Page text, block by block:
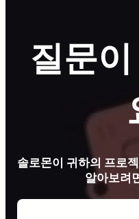
질문
솔로몬이 귀하의 프로
알아보려